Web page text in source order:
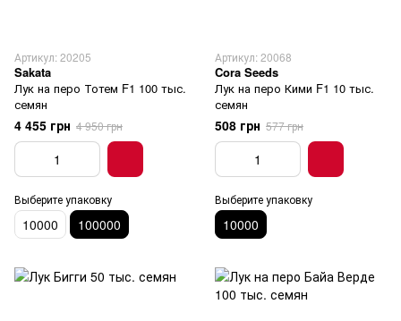
Артикул: 20205
Sakata
Лук на перо Тотем F1 100 тыс.
семян
4 455 грн 4 950 грн
Выберите упаковку
10000 100000
Артикул: 20068
Cora Seeds
Лук на перо Кими F1 10 тыс.
семян
508 грн 577 грн
Выберите упаковку
10000